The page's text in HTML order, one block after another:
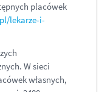
placówek
lekarze-i-
W sieci
własnych,